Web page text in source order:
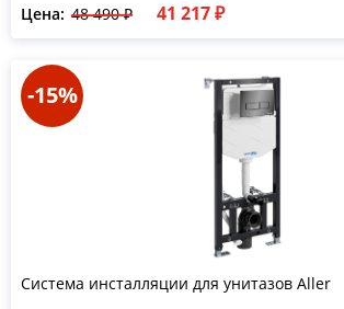
Цена: 48 490 ₽ 41 217 ₽
-15%
Система инсталляции для унитазов Aller